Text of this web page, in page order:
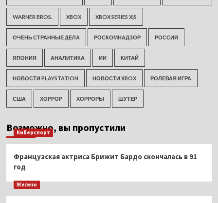
WARNER BROS. XBOX XBOX SERIES X|S
ОЧЕНЬ СТРАННЫЕ ДЕЛА РОСКОМНАДЗОР РОССИЯ
ЯПОНИЯ АНАЛИТИКА ИИ КИТАЙ
НОВОСТИ PLAYSTATION НОВОСТИ XBOX РОЛЕВАЯ ИГРА
США ХОРРОР ХОРРОРЫ ШУТЕР
Возможно, вы пропустили
Киберспорт
Французская актриса Брижит Бардо скончалась в 91
год
Железо